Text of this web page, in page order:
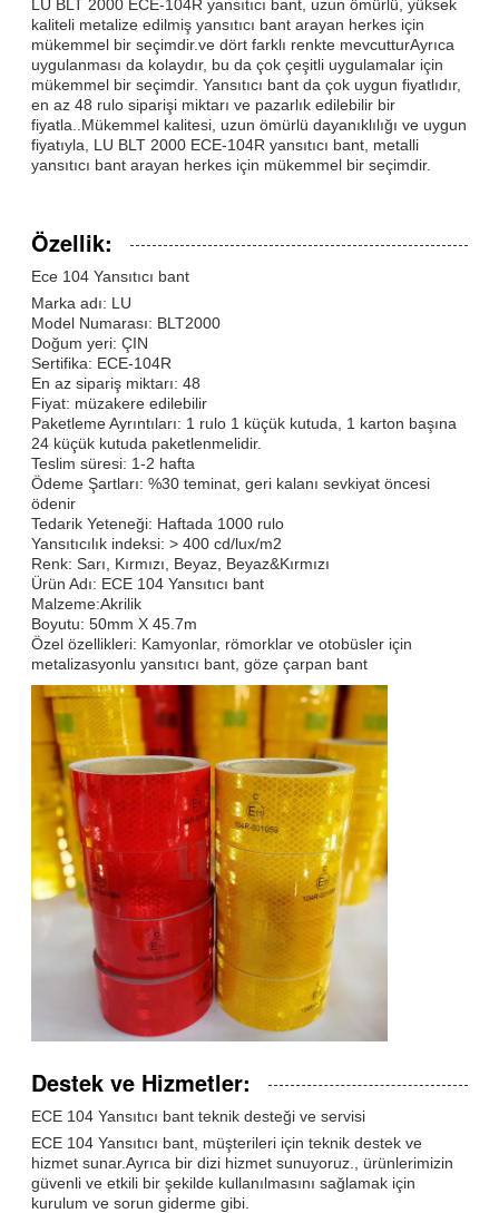
LU BLT 2000 ECE-104R yansıtıcı bant, uzun ömürlü, yüksek
kaliteli metalize edilmiş yansıtıcı bant arayan herkes için
mükemmel bir seçimdir.ve dört farklı renkte mevcutturAyrıca
uygulanması da kolaydır, bu da çok çeşitli uygulamalar için
mükemmel bir seçimdir. Yansıtıcı bant da çok uygun fiyatlıdır,
en az 48 rulo siparişi miktarı ve pazarlık edilebilir bir
fiyatla..Mükemmel kalitesi, uzun ömürlü dayanıklılığı ve uygun
fiyatıyla, LU BLT 2000 ECE-104R yansıtıcı bant, metalli
yansıtıcı bant arayan herkes için mükemmel bir seçimdir.
Özellik:
Ece 104 Yansıtıcı bant
Marka adı: LU
Model Numarası: BLT2000
Doğum yeri: ÇIN
Sertifika: ECE-104R
En az sipariş miktarı: 48
Fiyat: müzakere edilebilir
Paketleme Ayrıntıları: 1 rulo 1 küçük kutuda, 1 karton başına
24 küçük kutuda paketlenmelidir.
Teslim süresi: 1-2 hafta
Ödeme Şartları: %30 teminat, geri kalanı sevkiyat öncesi
ödenir
Tedarik Yeteneği: Haftada 1000 rulo
Yansıtıcılık indeksi: > 400 cd/lux/m2
Renk: Sarı, Kırmızı, Beyaz, Beyaz&Kırmızı
Ürün Adı: ECE 104 Yansıtıcı bant
Malzeme:Akrilik
Boyutu: 50mm X 45.7m
Özel özellikleri: Kamyonlar, römorklar ve otobüsler için
metalizasyonlu yansıtıcı bant, göze çarpan bant
Destek ve Hizmetler:
ECE 104 Yansıtıcı bant teknik desteği ve servisi
ECE 104 Yansıtıcı bant, müşterileri için teknik destek ve
hizmet sunar.Ayrıca bir dizi hizmet sunuyoruz., ürünlerimizin
güvenli ve etkili bir şekilde kullanılmasını sağlamak için
kurulum ve sorun giderme gibi.